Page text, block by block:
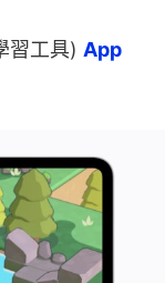
習工具) App